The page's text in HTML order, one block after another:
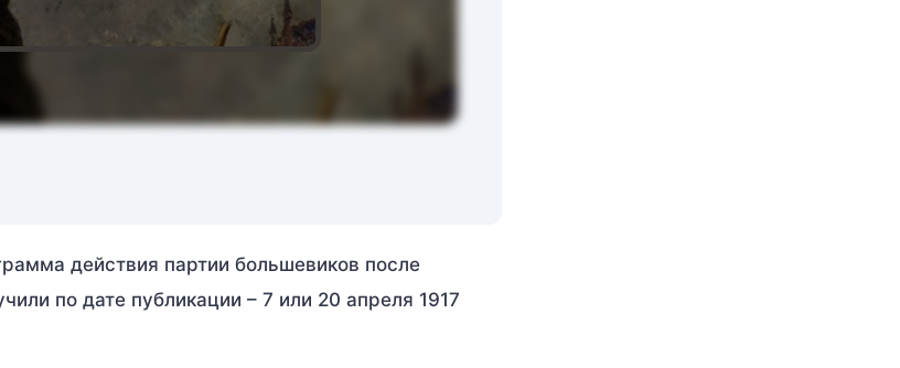
действия партии большевиков после
по дате публикации – 7 или 20 апреля 1917